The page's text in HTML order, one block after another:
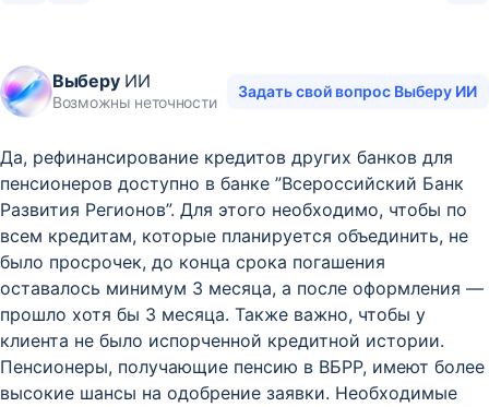
ВыберуИИ
Возможны неточности
Задать свой вопрос Выберу ИИ
Да, рефинансирование кредитов других банков для
пенсионеров доступно в банке ”Всероссийский Банк
Развития Регионов”. Для этого необходимо, чтобы по
всем кредитам, которые планируется объединить, не
было просрочек, до конца срока погашения
оставалось минимум 3 месяца, а после оформления —
прошло хотя бы 3 месяца. Также важно, чтобы у
клиента не было испорченной кредитной истории.
Пенсионеры, получающие пенсию в ВБРР, имеют более
высокие шансы на одобрение заявки. Необходимые